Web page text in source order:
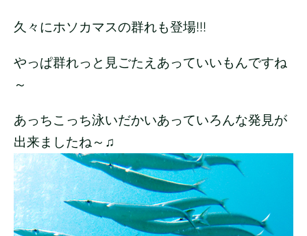
久々にホソカマスの群れも登場!!!
やっぱ群れっと見ごたえあっていいもんですね
～
あっちこっち泳いだかいあっていろんな発見が
出来ましたね～♫